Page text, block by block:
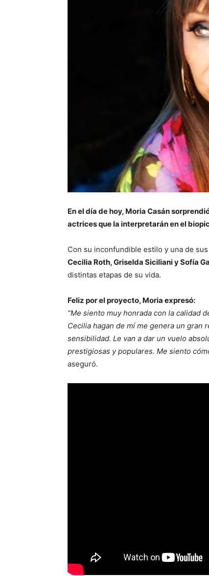
En el día de hoy, Moria Casán
actrices que la interpretarán en el
Con su inconfundible estilo y una de
Cecilia Roth, Griselda Siciliani y Sofía
distintas etapas de su vida.
Feliz por el proyecto, Moria expresó:
“Me siento muy honrada con la calidad
Cecilia hagan de mí me genera un gran
sensibilidad. Le van a dar un vuelo
prestigiosas y populares. Me siento
aseguró.